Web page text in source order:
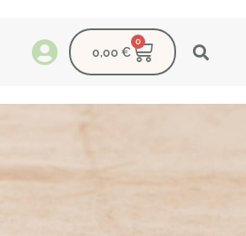
0,00 €
0